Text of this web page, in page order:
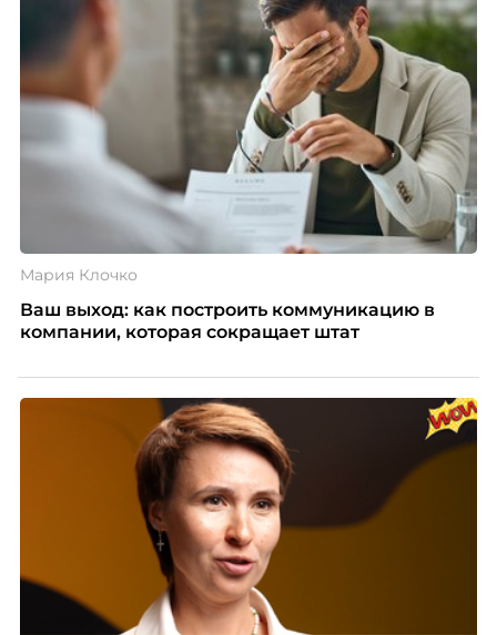
Мария Клочко
Ваш выход: как построить коммуникацию в
компании, которая сокращает штат